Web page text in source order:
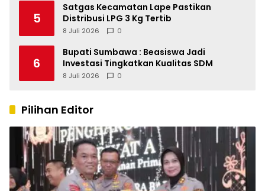
5
Satgas Kecamatan Lape Pastikan
Distribusi LPG 3 Kg Tertib
8 Juli 2026 0
6
Bupati Sumbawa : Beasiswa Jadi
Investasi Tingkatkan Kualitas SDM
8 Juli 2026 0
Pilihan Editor